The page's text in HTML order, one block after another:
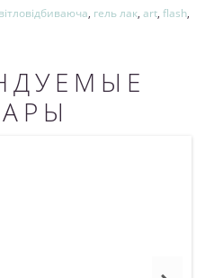
, гель лак, art, flash,